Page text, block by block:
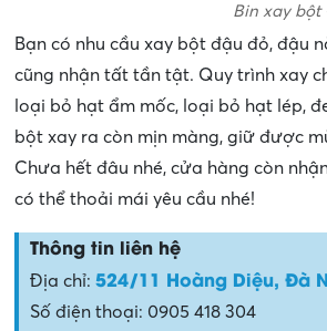
Bin xay bột
Bạn có nhu cầu xay bột đậu đỏ, đậu
cũng nhận tất tần tật. Quy trình xay
loại bỏ hạt ẩm mốc, loại bỏ hạt lép,
bột xay ra còn mịn màng, giữ được
Chưa hết đâu nhé, cửa hàng còn
có thể thoải mái yêu cầu nhé!
Thông tin liên hệ
Địa chỉ: 524/11 Hoàng Diệu, Đà
Số điện thoại: 0905 418 304